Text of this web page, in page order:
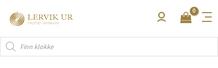
rett
innholdet
Products
search